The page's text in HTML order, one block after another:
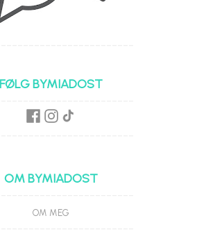
FØLG BYMIADOST
OM BYMIADOST
OM MEG